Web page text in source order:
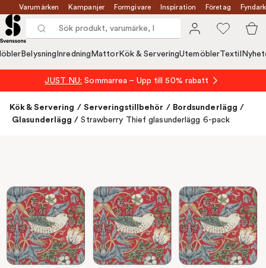
Varumärken Kampanjer Formgivare Inspiration Företag
Belysning Inredning MattorKök & ServeringUtemöblerTextil
JUST NU: Sommarrea – Upp till 50% rabatt
Kök & Servering / Serveringstillbehör / Bordsunderlägg /
Glasunderlägg / Strawberry Thief glasunderlägg 6-pack